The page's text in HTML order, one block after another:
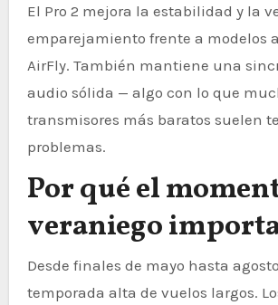
El Pro 2 mejora la estabilidad y la
emparejamiento frente a modelos
AirFly. También mantiene una
audio sólida — algo con lo que
transmisores más baratos suelen
problemas.
Por qué el
veraniego
Desde finales de mayo hasta
temporada alta de vuelos largos.